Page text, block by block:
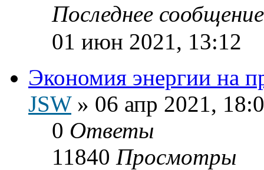
Последнее
01 июн 2021, 13:12
Экономия энергии на
JSW» 06 апр 2021,
0 Ответы
11840 Просмотры